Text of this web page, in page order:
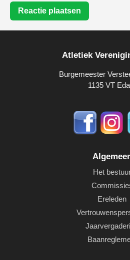
Reactie plaatsen
Atletiek
Burgemeester
1135 VT
Het
Ereleden